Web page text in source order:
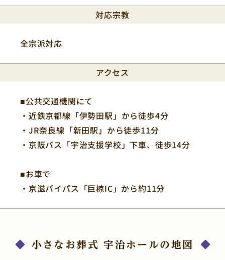
対応宗教
全宗派対応
アクセス
■公共交通機関にて
・近鉄京都線「伊勢田駅」から徒歩4分
・JR奈良線「新田駅」から徒歩11分
・京阪バス「宇治支援学校」下車、徒歩14分
■お車で
・京滋バイパス「巨椋IC」から約11分
小さなお葬式 宇治ホールの地図